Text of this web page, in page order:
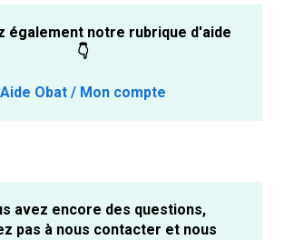
également notre rubrique d'aide
👇
Aide Obat / Mon compte
avez encore des questions,
pas à nous contacter et nous